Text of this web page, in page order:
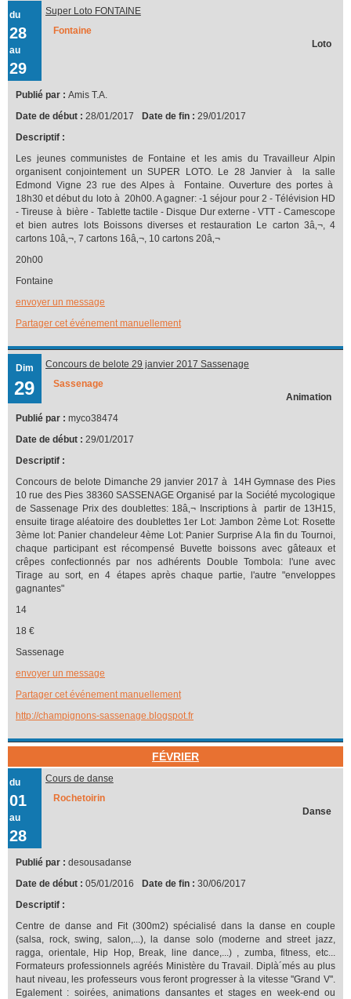
du
28
au
29
Super Loto FONTAINE
Fontaine
Loto
Publié par : Amis T.A.
Date de début : 28/01/2017 Date de fin : 29/01/2017
Descriptif :
Les jeunes communistes de Fontaine et les amis du Travailleur Alpin
organisent conjointement un SUPER LOTO. Le 28 Janvier à la salle
Edmond Vigne 23 rue des Alpes à Fontaine. Ouverture des portes à
18h30 et début du loto à 20h00. A gagner: -1 séjour pour 2 - Télévision HD
- Tireuse à bière - Tablette tactile - Disque Dur externe - VTT - Camescope
et bien autres lots Boissons diverses et restauration Le carton 3â‚¬, 4
cartons 10â‚¬, 7 cartons 16â‚¬, 10 cartons 20â‚¬
20h00
Fontaine
envoyer un message
Partager cet événement manuellement
Dim
29
Concours de belote 29 janvier 2017 Sassenage
Sassenage
Animation
Publié par : myco38474
Date de début : 29/01/2017
Descriptif :
Concours de belote Dimanche 29 janvier 2017 à 14H Gymnase des Pies
10 rue des Pies 38360 SASSENAGE Organisé par la Société mycologique
de Sassenage Prix des doublettes: 18â‚¬ Inscriptions à partir de 13H15,
ensuite tirage aléatoire des doublettes 1er Lot: Jambon 2ème Lot: Rosette
3ème lot: Panier chandeleur 4ème Lot: Panier Surprise A la fin du Tournoi,
chaque participant est récompensé Buvette boissons avec gâteaux et
crêpes confectionnés par nos adhérents Double Tombola: l'une avec
Tirage au sort, en 4 étapes après chaque partie, l'autre "enveloppes
gagnantes"
14
18 €
Sassenage
envoyer un message
Partager cet événement manuellement
http://champignons-sassenage.blogspot.fr
FÉVRIER
du
01
au
28
Cours de danse
Rochetoirin
Danse
Publié par : desousadanse
Date de début : 05/01/2016 Date de fin : 30/06/2017
Descriptif :
Centre de danse and Fit (300m2) spécialisé dans la danse en couple
(salsa, rock, swing, salon,...), la danse solo (moderne and street jazz,
ragga, orientale, Hip Hop, Break, line dance,...) , zumba, fitness, etc...
Formateurs professionnels agréés Ministère du Travail. Diplà´més au plus
haut niveau, les professeurs vous feront progresser à la vitesse ''Grand V''.
Egalement : soirées, animations dansantes et stages en week-end ou